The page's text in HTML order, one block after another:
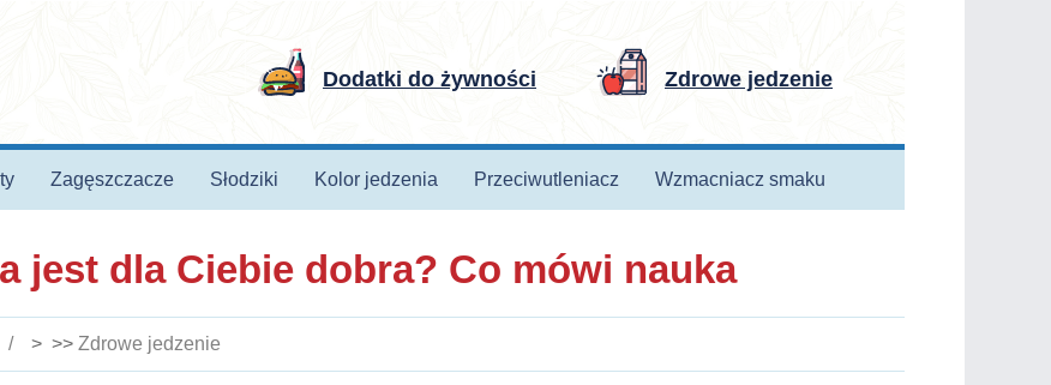
Dodatki do żywności Zdrowe jedzenie
Zagęszczacze Słodziki Kolor jedzenia Przeciwutleniacz Wzmacniacz smaku
jest dla Ciebie dobra? Co mówi nauka
> >> Zdrowe jedzenie